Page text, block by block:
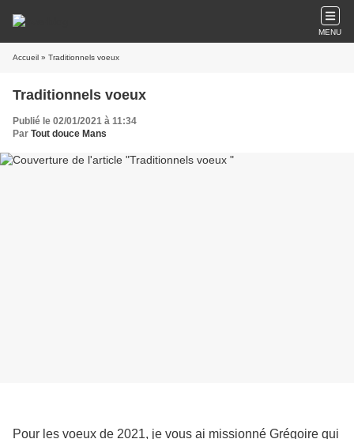
MENU
Accueil » Traditionnels voeux
Traditionnels voeux
Publié le 02/01/2021 à 11:34
Par Tout douce Mans
Pour les voeux de 2021, je vous ai missionné Grégoire qui